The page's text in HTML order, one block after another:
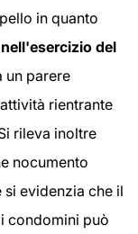
in quanto
del
un parere
rientrante
rileva inoltre
nocumento
evidenzia che il
condomini può